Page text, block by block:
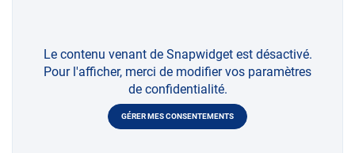
Le contenu venant de Snapwidget est désactivé.
Pour l'afficher, merci de modifier vos paramètres
de confidentialité.
GÉRER MES CONSENTEMENTS